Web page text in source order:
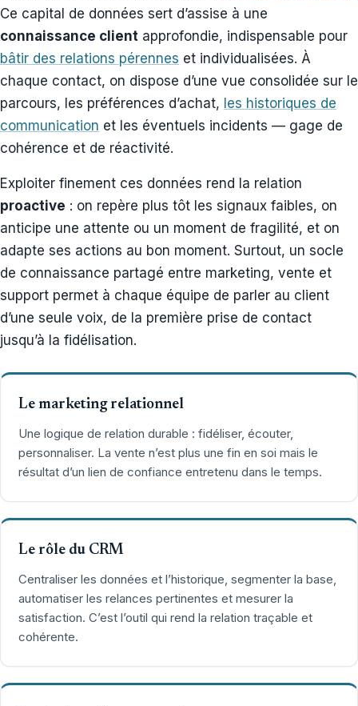
Ce capital de données sert d’assise à une
connaissance client approfondie, indispensable pour
bâtir des relations pérennes et individualisées. À
chaque contact, on dispose d’une vue consolidée sur le
parcours, les préférences d’achat, les historiques de
communication et les éventuels incidents — gage de
cohérence et de réactivité.
Exploiter finement ces données rend la relation
proactive : on repère plus tôt les signaux faibles, on
anticipe une attente ou un moment de fragilité, et on
adapte ses actions au bon moment. Surtout, un socle
de connaissance partagé entre marketing, vente et
support permet à chaque équipe de parler au client
d’une seule voix, de la première prise de contact
jusqu’à la fidélisation.
Le marketing relationnel
Une logique de relation durable : fidéliser, écouter,
personnaliser. La vente n’est plus une fin en soi mais le
résultat d’un lien de confiance entretenu dans le temps.
Le rôle du CRM
Centraliser les données et l’historique, segmenter la base,
automatiser les relances pertinentes et mesurer la
satisfaction. C’est l’outil qui rend la relation traçable et
cohérente.